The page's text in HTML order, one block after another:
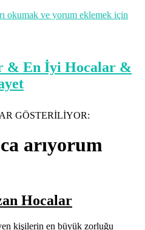
okumak ve yorum eklemek için
GÖSTERİLİYOR:
arıyorum
Hocalar
kişilerin en büyük zorluğu